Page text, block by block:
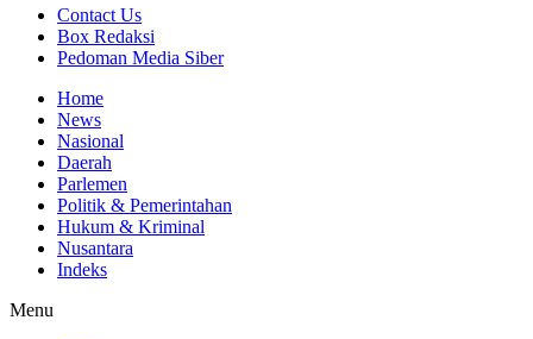
Contact Us
Box Redaksi
Pedoman Media Siber
Home
News
Nasional
Daerah
Parlemen
Politik & Pemerintahan
Hukum & Kriminal
Nusantara
Indeks
Menu